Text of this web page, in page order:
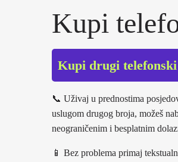
Kupi
Kupi drugi
📞 Uživaj u prednostima
uslugom drugog broja, možeš
neograničenim i besplatnim
📱 Bez problema primaj